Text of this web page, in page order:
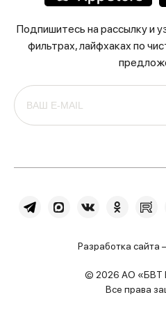
Подпишитесь на рассылку и
фильтрах, лайфхаках по
Разработка сайта
© 2026 АО «БВТ
Все права